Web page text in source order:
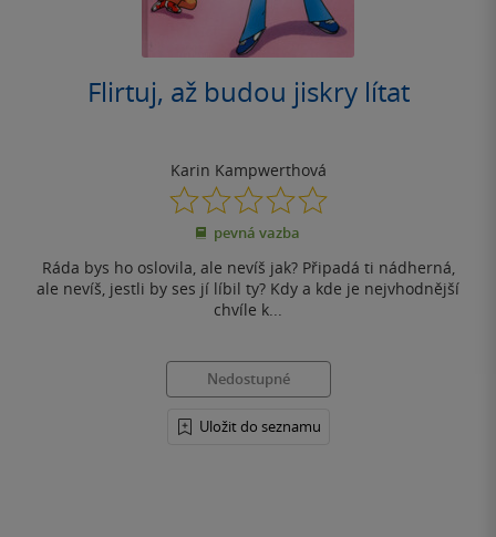
Flirtuj, až budou jiskry lítat
Karin Kampwerthová
0.0
z
5
pevná vazba
Ráda bys ho oslovila, ale nevíš jak? Připadá ti nádherná,
ale nevíš, jestli by ses jí líbil ty? Kdy a kde je nejvhodnější
chvíle k...
Nedostupné
Uložit do seznamu